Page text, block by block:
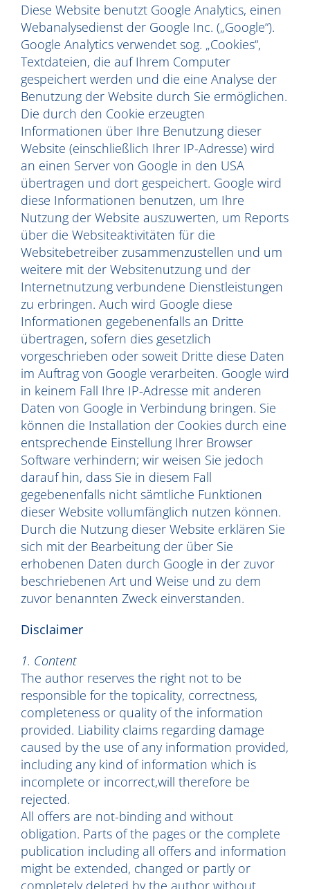
Diese Website benutzt Google Analytics, einen
Webanalysedienst der Google Inc. („Google“).
Google Analytics verwendet sog. „Cookies“,
Textdateien, die auf Ihrem Computer
gespeichert werden und die eine Analyse der
Benutzung der Website durch Sie ermöglichen.
Die durch den Cookie erzeugten
Informationen über Ihre Benutzung dieser
Website (einschließlich Ihrer IP-Adresse) wird
an einen Server von Google in den USA
übertragen und dort gespeichert. Google wird
diese Informationen benutzen, um Ihre
Nutzung der Website auszuwerten, um Reports
über die Websiteaktivitäten für die
Websitebetreiber zusammenzustellen und um
weitere mit der Websitenutzung und der
Internetnutzung verbundene Dienstleistungen
zu erbringen. Auch wird Google diese
Informationen gegebenenfalls an Dritte
übertragen, sofern dies gesetzlich
vorgeschrieben oder soweit Dritte diese Daten
im Auftrag von Google verarbeiten. Google wird
in keinem Fall Ihre IP-Adresse mit anderen
Daten von Google in Verbindung bringen. Sie
können die Installation der Cookies durch eine
entsprechende Einstellung Ihrer Browser
Software verhindern; wir weisen Sie jedoch
darauf hin, dass Sie in diesem Fall
gegebenenfalls nicht sämtliche Funktionen
dieser Website vollumfänglich nutzen können.
Durch die Nutzung dieser Website erklären Sie
sich mit der Bearbeitung der über Sie
erhobenen Daten durch Google in der zuvor
beschriebenen Art und Weise und zu dem
zuvor benannten Zweck einverstanden.
Disclaimer
1. Content
The author reserves the right not to be
responsible for the topicality, correctness,
completeness or quality of the information
provided. Liability claims regarding damage
caused by the use of any information provided,
including any kind of information which is
incomplete or incorrect,will therefore be
rejected.
All offers are not-binding and without
obligation. Parts of the pages or the complete
publication including all offers and information
might be extended, changed or partly or
completely deleted by the author without